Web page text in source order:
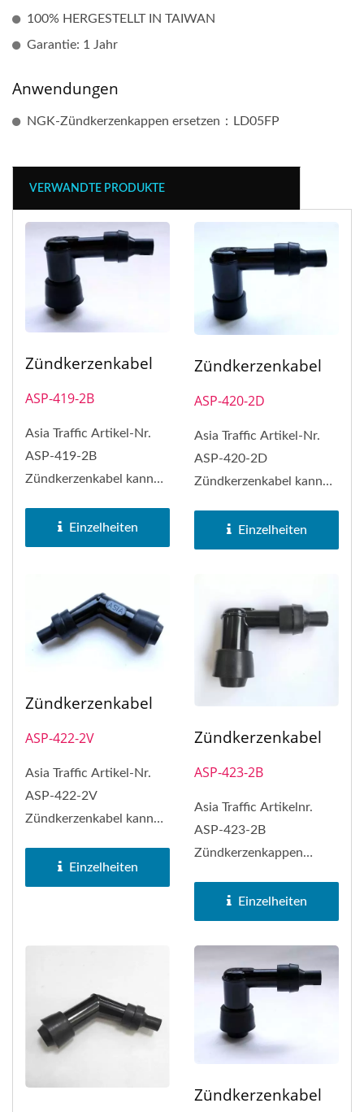
100% HERGESTELLT IN TAIWAN
Garantie: 1 Jahr
Anwendungen
NGK-Zündkerzenkappen ersetzen：LD05FP
VERWANDTE PRODUKTE
Zündkerzenkabel
ASP-419-2B
Asia Traffic Artikel-Nr.
ASP-419-2B
Zündkerzenkabel kann
Nr. LB05F ersetzen
Einzelheiten
Zündkerzenkabel
ASP-420-2D
Asia Traffic Artikel-Nr.
ASP-420-2D
Zündkerzenkabel kann
Nr. LD05F ersetzen
Einzelheiten
Zündkerzenkabel
ASP-422-2V
Asia Traffic Artikel-Nr.
ASP-422-2V
Zündkerzenkabel kann
Nr. VD05F ersetzen
Einzelheiten
Zündkerzenkabel
ASP-423-2B
Asia Traffic Artikelnr.
ASP-423-2B
Zündkerzenkappen
Zündkerzenkappen Nr.
LB05FP...
Einzelheiten
Zündkerzenkabel